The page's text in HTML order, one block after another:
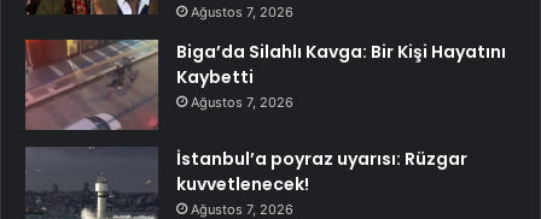
Ağustos 7, 2026
Biga’da Silahlı Kavga: Bir Kişi Hayatını
Kaybetti
Ağustos 7, 2026
İstanbul’a poyraz uyarısı: Rüzgar
kuvvetlenecek!
Ağustos 7, 2026